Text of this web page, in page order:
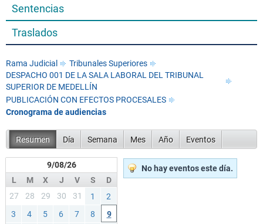
Sentencias
Traslados
Rama Judicial
Tribunales Superiores
DESPACHO 001 DE LA SALA LABORAL DEL TRIBUNAL
SUPERIOR DE MEDELLÍN
PUBLICACIÓN CON EFECTOS PROCESALES
Cronograma de audiencias
Resumen Día Semana Mes Año Eventos
9/08/26
L
M X J V S
D
27
28 29 30 31 1
2
3
4 5 6 7 8
9
No hay eventos este día.